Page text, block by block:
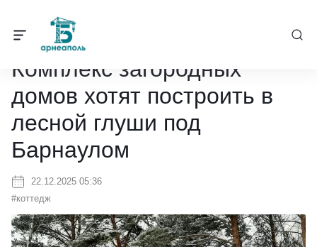
Барнеаполь / Комплекс загородных домов хотят
Комплекс загородных
домов хотят построить в
лесной глуши под
Барнаулом
22.12.2025 05:36
#коттедж